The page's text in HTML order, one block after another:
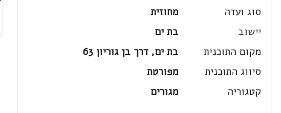
סוג ועדה
מחוזית
יישוב
בת ים
מקום התוכנית
בת ים, דרך בן גוריון 63
סיווג התוכנית
מפורטת
קטגוריה
מגורים